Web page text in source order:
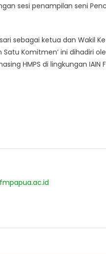
sesi penampilan seni
sebagai ketua dan Wakil
Komitmen’ ini dihadiri
HMPS di lingkungan IAIN